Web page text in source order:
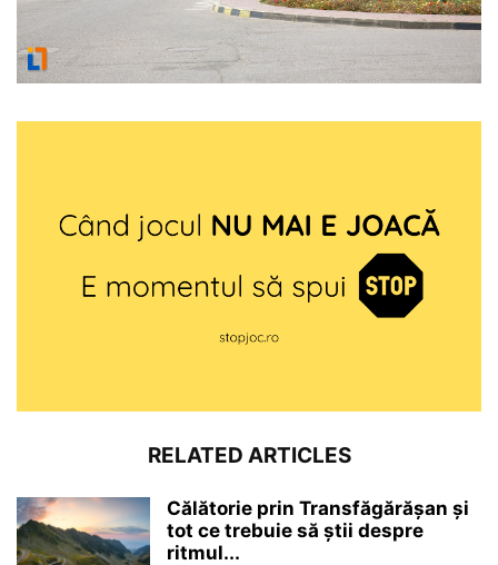
RELATED ARTICLES
Călătorie prin Transfăgărășan și
tot ce trebuie să știi despre
ritmul...